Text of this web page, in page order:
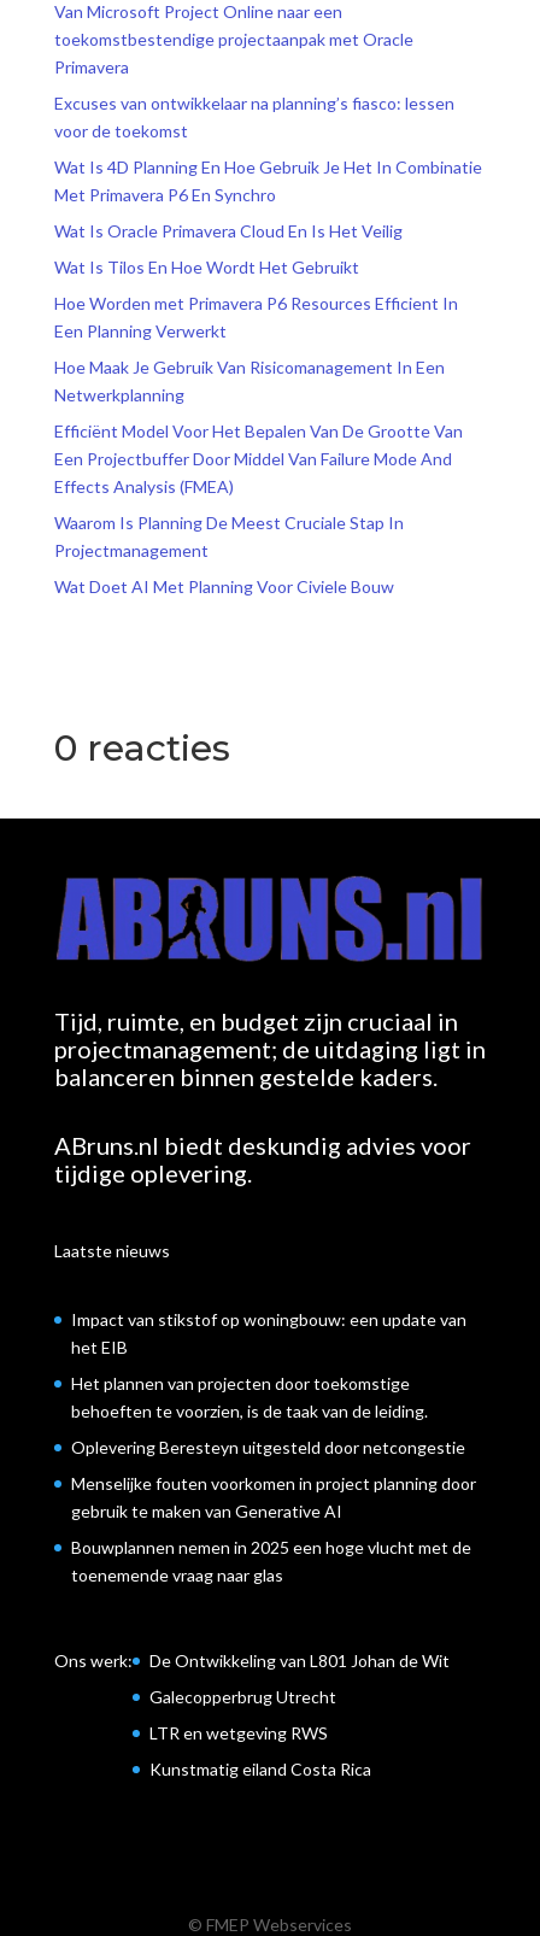
Van Microsoft Project Online naar een
toekomstbestendige projectaanpak met Oracle
Primavera
Excuses van ontwikkelaar na planning’s fiasco: lessen
voor de toekomst
Wat Is 4D Planning En Hoe Gebruik Je Het In Combinatie
Met Primavera P6 En Synchro
Wat Is Oracle Primavera Cloud En Is Het Veilig
Wat Is Tilos En Hoe Wordt Het Gebruikt
Hoe Worden met Primavera P6 Resources Efficient In
Een Planning Verwerkt
Hoe Maak Je Gebruik Van Risicomanagement In Een
Netwerkplanning
Efficiënt Model Voor Het Bepalen Van De Grootte Van
Een Projectbuffer Door Middel Van Failure Mode And
Effects Analysis (FMEA)
Waarom Is Planning De Meest Cruciale Stap In
Projectmanagement
Wat Doet AI Met Planning Voor Civiele Bouw
0 reacties
Tijd, ruimte, en budget zijn cruciaal in
projectmanagement; de uitdaging ligt in
balanceren binnen gestelde kaders.
ABruns.nl biedt deskundig advies voor
tijdige oplevering.
Laatste nieuws
Impact van stikstof op woningbouw: een update van
het EIB
Het plannen van projecten door toekomstige
behoeften te voorzien, is de taak van de leiding.
Oplevering Beresteyn uitgesteld door netcongestie
Menselijke fouten voorkomen in project planning door
gebruik te maken van Generative AI
Bouwplannen nemen in 2025 een hoge vlucht met de
toenemende vraag naar glas
Ons werk:
De Ontwikkeling van L801 Johan de Wit
Galecopperbrug Utrecht
LTR en wetgeving RWS
Kunstmatig eiland Costa Rica
© FMEP Webservices